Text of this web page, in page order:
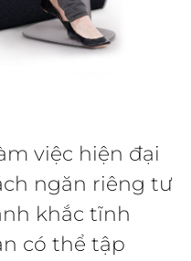
việc hiện đại
ngăn riêng tư
khắc tĩnh
có thể tập